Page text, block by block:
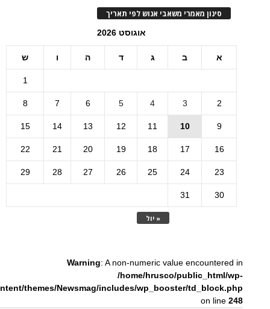
סינון מאמרי משאבי אנוש לפי תאריך
אוגוסט 2026
א ב ג ד ה ו ש
« יול
1
2
3
4
5
6
7
8
9
10
11
12
13
14
15
16
17
18
19
20
21
22
23
24
25
26
27
28
29
30
31
Warning: A non-numeric value encountered in
/home/hrusco/public_html/wp-
themes/Newsmag/includes/wp_booster/td_block.php
on line248